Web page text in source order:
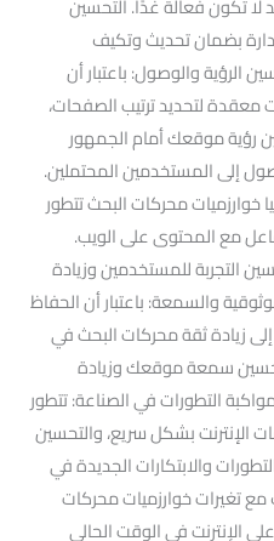
بضمان تحديث وتكيف
الرؤية والوصول: باعتبار أن
معقدة لتحديد ترتيب الصفحات،
رؤية موقعك أمام الجمهور
إلى المستخدمين المحتملين.
خوارزميات محركات البحث تتطور
مع المحتوى على الويب.
التجربة للمستخدمين وزيادة
والسمعة: باعتبار أن الحفاظ
زيادة ثقة محركات البحث في
سمعة موقعك وزيادة
التطورات في الصناعة: تتطور
الإنترنت بشكل سريع، والتحسين
والابتكارات الجديدة في
تغيرات خوارزميات محركات
الإنترنت في الوقت الحالي